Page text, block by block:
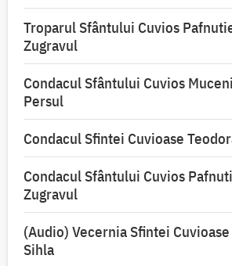
Troparul Sfântului Cuvios
Zugravul
Condacul Sfântului Cuvios
Persul
Condacul Sfintei Cuvioase
Condacul Sfântului Cuvios
Zugravul
(Audio) Vecernia Sfintei
Sihla